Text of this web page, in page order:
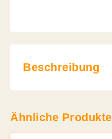
Beschreibung
Ähnliche Produkte